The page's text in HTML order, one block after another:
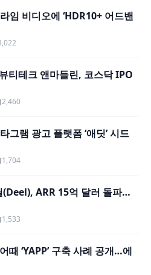
임 비디오에 ‘HDR10+ 어드밴
티테크 앤마들린, 코스닥 IPO
2,460
그램 광고 플랫폼 ‘애딧’ 시드
1,704
(Deel), ARR 15억 달러 돌파…
1,533
때 ‘YAPP’ 구축 사례 공개…에